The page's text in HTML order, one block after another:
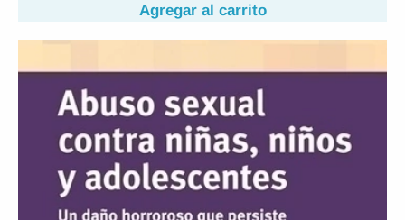
Agregar al carrito